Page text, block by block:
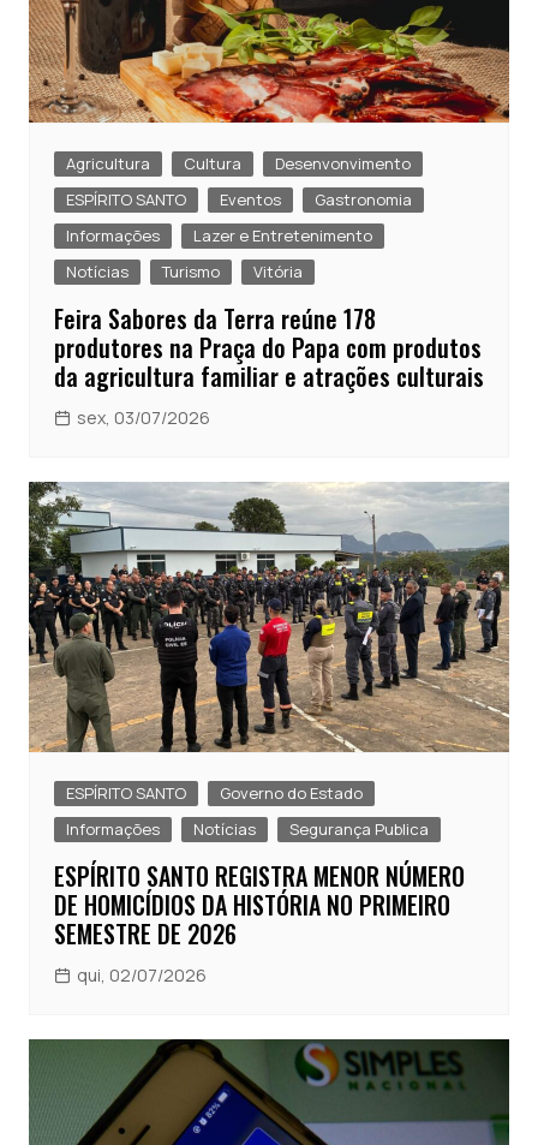
Agricultura Cultura
Desenvonvimento
ESPÍRITO SANTO
Eventos
Gastronomia
Informações
Lazer e Entretenimento
Notícias
Turismo Vitória
Feira Sabores da Terra reúne 178
produtores na Praça do Papa com produtos
da agricultura familiar e atrações culturais
sex, 03/07/2026
ESPÍRITO SANTO
Governo do Estado
Informações
Notícias Segurança Publica
ESPÍRITO SANTO REGISTRA MENOR NÚMERO
DE HOMICÍDIOS DA HISTÓRIA NO PRIMEIRO
SEMESTRE DE 2026
qui, 02/07/2026